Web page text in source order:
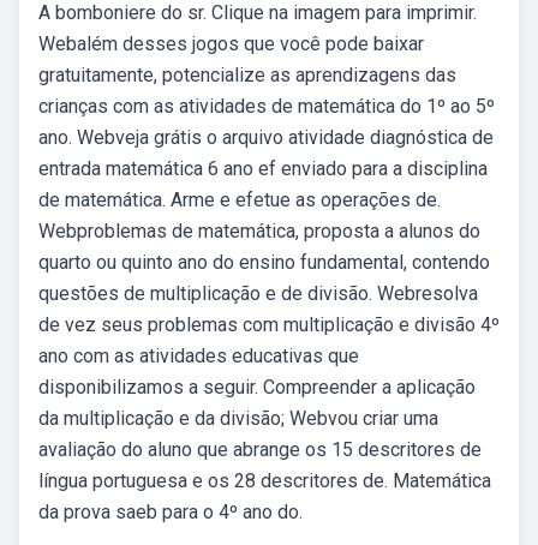
A bomboniere do sr. Clique na imagem para imprimir.
Webalém desses jogos que você pode baixar
gratuitamente, potencialize as aprendizagens das
crianças com as atividades de matemática do 1º ao 5º
ano. Webveja grátis o arquivo atividade diagnóstica de
entrada matemática 6 ano ef enviado para a disciplina
de matemática. Arme e efetue as operações de.
Webproblemas de matemática, proposta a alunos do
quarto ou quinto ano do ensino fundamental, contendo
questões de multiplicação e de divisão. Webresolva
de vez seus problemas com multiplicação e divisão 4º
ano com as atividades educativas que
disponibilizamos a seguir. Compreender a aplicação
da multiplicação e da divisão; Webvou criar uma
avaliação do aluno que abrange os 15 descritores de
língua portuguesa e os 28 descritores de. Matemática
da prova saeb para o 4º ano do.